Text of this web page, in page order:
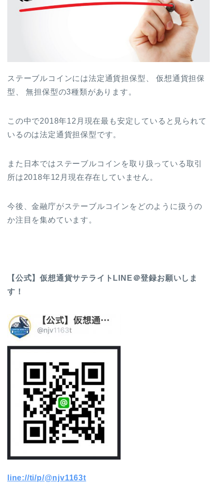
ステーブルコインには法定通貨担保型、 仮想通貨担保
型、 無担保型の3種類があります。
この中で2018年12月現在最も安定していると見られて
いるのは法定通貨担保型です。
また日本ではステーブルコインを取り扱っている取引
所は2018年12月現在存在していません。
今後、金融庁がステーブルコインをどのように扱うの
か注目を集めています。
【公式】仮想通貨サテライトLINE＠登録お願いしま
す！
line://ti/p/@njv1163t